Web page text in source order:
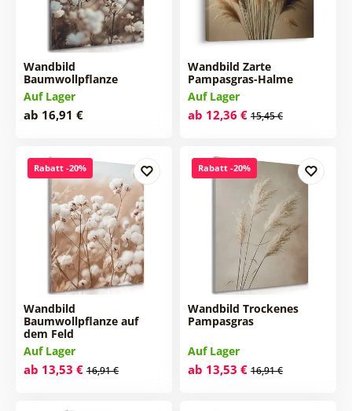
Wandbild
Baumwollpflanze
Auf Lager
ab 16,91 €
Wandbild Zarte
Pampasgras-Halme
Auf Lager
ab 12,36 € 15,45 €
Rabatt -20%
Wandbild
Baumwollpflanze auf
dem Feld
Auf Lager
ab 13,53 € 16,91 €
Rabatt -20%
Wandbild Trockenes
Pampasgras
Auf Lager
ab 13,53 € 16,91 €